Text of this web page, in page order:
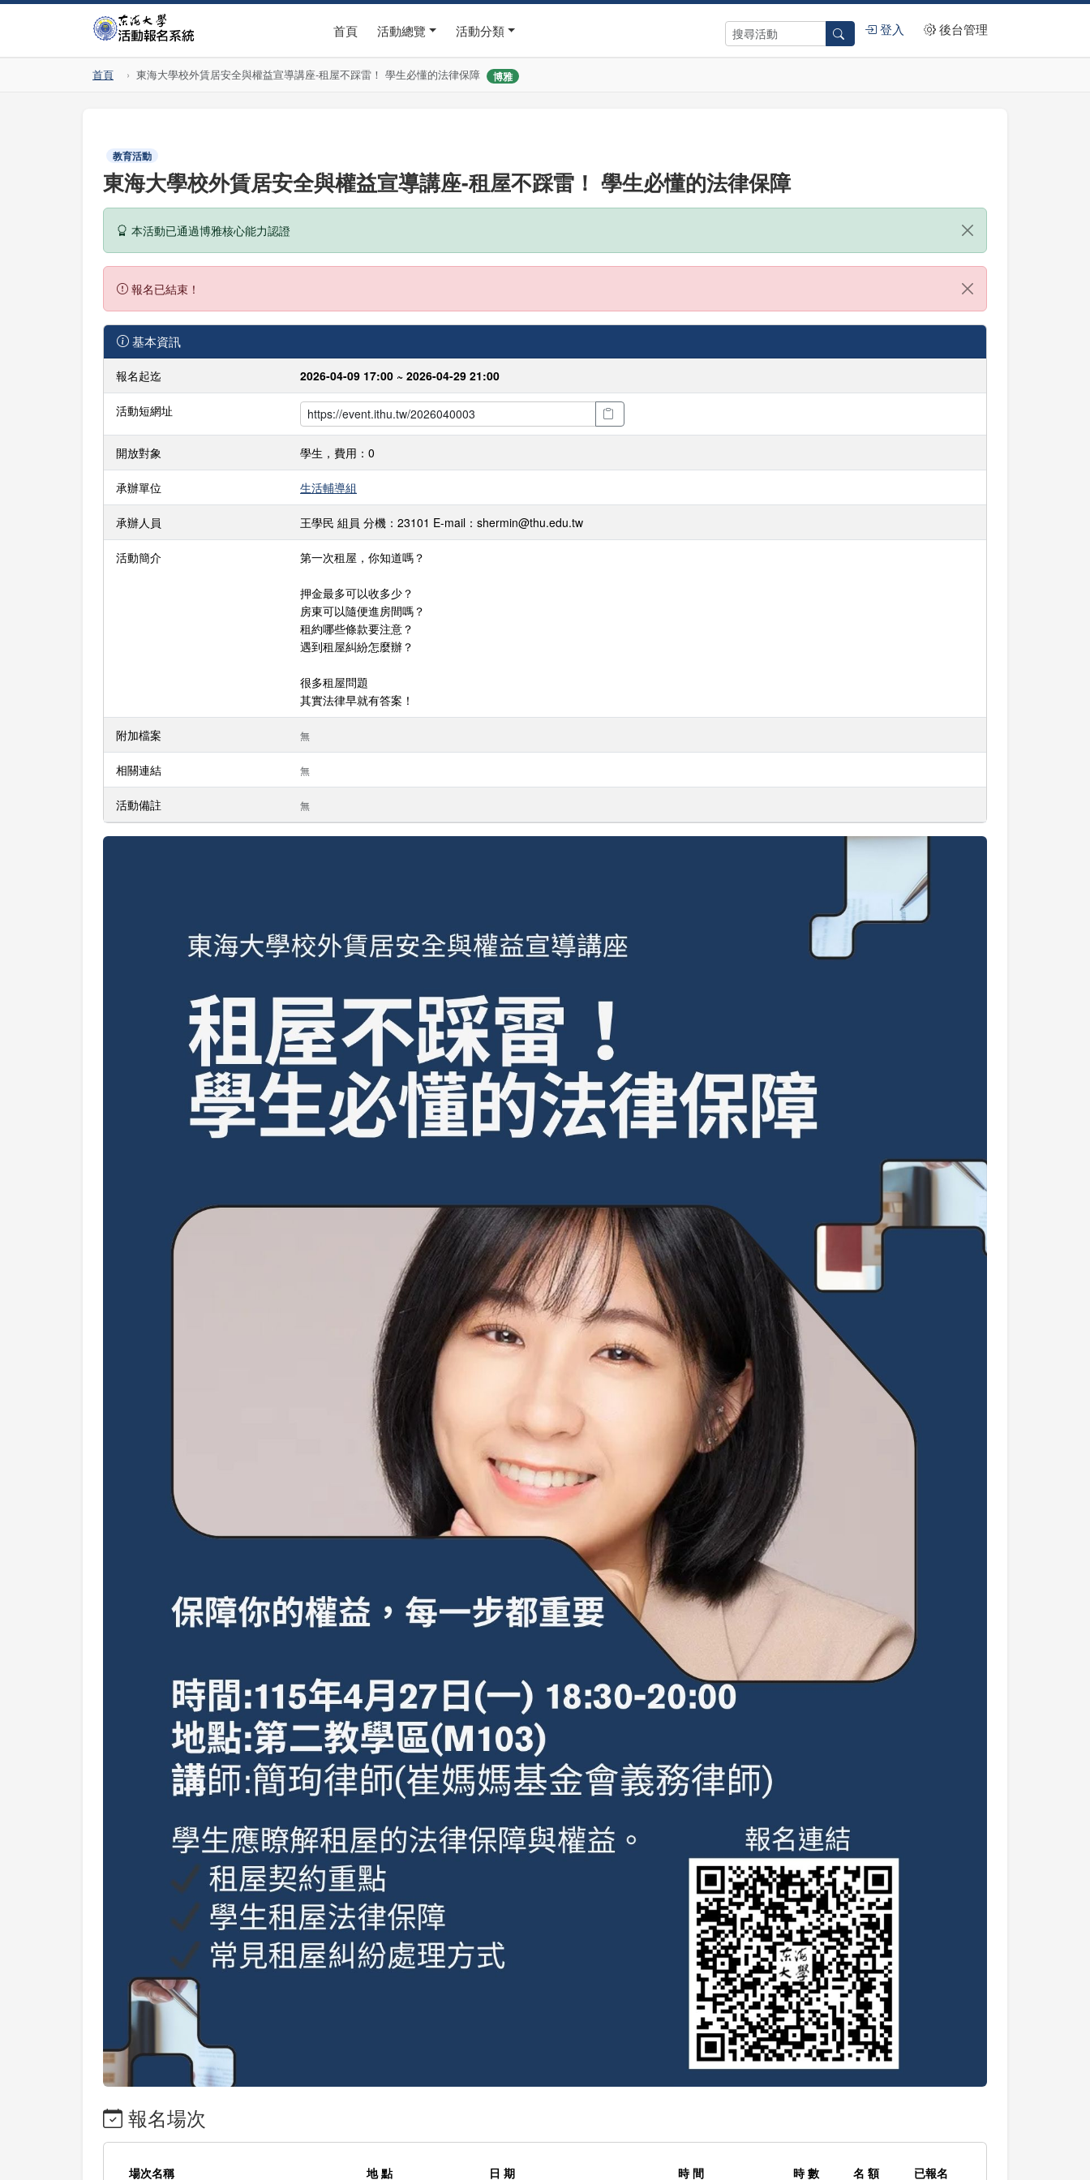
首頁 活動總覽 活動分類 登入 後台管理
首頁 東海大學校外賃居安全與權益宣導講座-租屋不踩雷！ 學生必懂的法律保障 博雅
教育活動
東海大學校外賃居安全與權益宣導講座-租屋不踩雷！ 學生必懂的法律保障
本活動已通過博雅核心能力認證
報名已結束！
基本資訊
報名起迄 2026-04-09 17:00 ~ 2026-04-29 21:00
活動短網址
開放對象 學生，費用：0
承辦單位 生活輔導組
承辦人員 王學民 組員 分機：23101 E-mail：shermin@thu.edu.tw
活動簡介 第一次租屋，你知道嗎？
押金最多可以收多少？
房東可以隨便進房間嗎？
租約哪些條款要注意？
遇到租屋糾紛怎麼辦？
很多租屋問題
其實法律早就有答案！
附加檔案 無
相關連結 無
活動備註 無
報名場次
場次名稱 地 點 日 期 時 間 時 數 名 額 已報名